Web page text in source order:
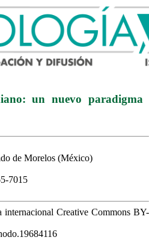
un nuevo paradigma
de Morelos (México)
7015
internacional Creative Commons BY-